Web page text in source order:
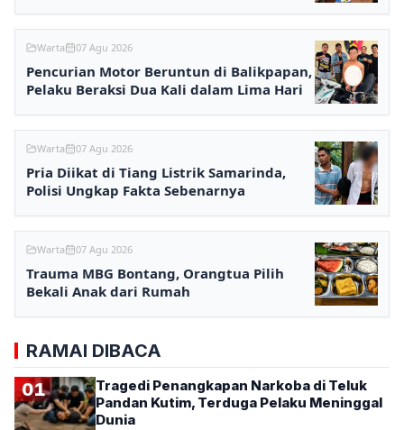
Warta 07 Agu 2026
Pencurian Motor Beruntun di Balikpapan,
Pelaku Beraksi Dua Kali dalam Lima Hari
Warta 07 Agu 2026
Pria Diikat di Tiang Listrik Samarinda,
Polisi Ungkap Fakta Sebenarnya
Warta 07 Agu 2026
Trauma MBG Bontang, Orangtua Pilih
Bekali Anak dari Rumah
RAMAI DIBACA
01
Tragedi Penangkapan Narkoba di Teluk
Pandan Kutim, Terduga Pelaku Meninggal
Dunia